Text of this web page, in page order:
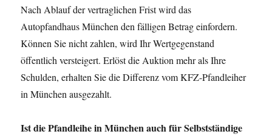
Nach Ablauf der vertraglichen Frist wird das
Autopfandhaus München den fälligen Betrag einfordern.
Können Sie nicht zahlen, wird Ihr Wertgegenstand
öffentlich versteigert. Erlöst die Auktion mehr als Ihre
Schulden, erhalten Sie die Differenz vom KFZ-Pfandleiher
in München ausgezahlt.
Ist die Pfandleihe in München auch für Selbstständige